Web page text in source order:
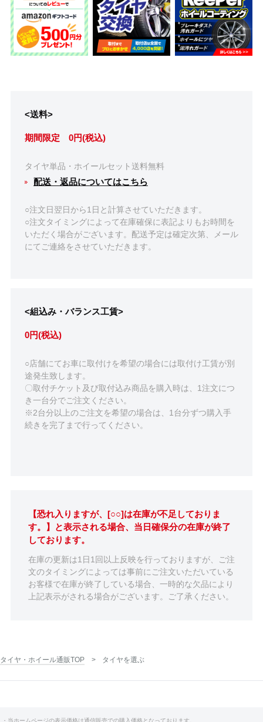
<送料>
期間限定 0円(税込)
タイヤ単品・ホイールセット送料無料
配送・返品についてはこちら
○注文日翌日から1日と計算させていただきます。
○注文タイミングによって在庫確保に表記よりもお時間を
いただく場合がございます。配送予定は確定次第、メール
にてご連絡をさせていただきます。
<組込み・バランス工賃>
0円(税込)
○店舗にてお車に取付けを希望の場合には取付け工賃が別
途発生致します。
〇取付チケット及び取付込み商品を購入時は、1注文につ
き一台分でご注文ください。
※2台分以上のご注文を希望の場合は、1台分ずつ購入手
続きを完了まで行ってください。
【恐れ入りますが、[○○]は在庫が不足しておりま
す。】と表示される場合、当日確保分の在庫が終了
しております。
在庫の更新は1日1回以上反映を行っておりますが、ご注
文のタイミングによっては事前にご注文いただいている
お客様で在庫が終了している場合、一時的な欠品により
上記表示がされる場合がございます。ご了承ください。
タイヤ・ホイール通販TOP タイヤを選ぶ
・当ホームページの表示価格は通信販売での購入価格となっております。